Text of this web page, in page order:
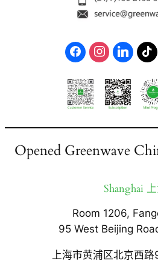
Opened Greenwave
Shanghai
Room 1206,
95 West Beijing
上海市黄浦区北京西